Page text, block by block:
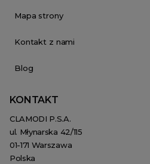
Mapa strony
Kontakt z nami
Blog
KONTAKT
CLAMODI P.S.A.
ul. Młynarska 42/115
01-171 Warszawa
Polska